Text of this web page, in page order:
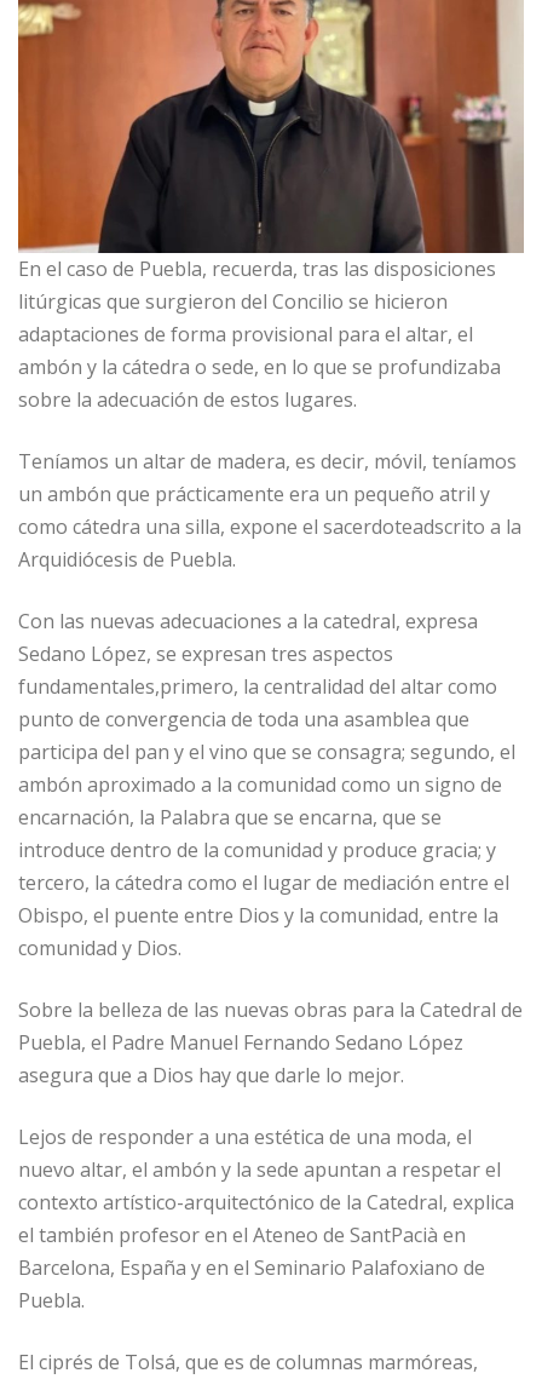
En el caso de Puebla, recuerda, tras las disposiciones
litúrgicas que surgieron del Concilio se hicieron
adaptaciones de forma provisional para el altar, el
ambón y la cátedra o sede, en lo que se profundizaba
sobre la adecuación de estos lugares.
Teníamos un altar de madera, es decir, móvil, teníamos
un ambón que prácticamente era un pequeño atril y
como cátedra una silla, expone el sacerdoteadscrito a la
Arquidiócesis de Puebla.
Con las nuevas adecuaciones a la catedral, expresa
Sedano López, se expresan tres aspectos
fundamentales,primero, la centralidad del altar como
punto de convergencia de toda una asamblea que
participa del pan y el vino que se consagra; segundo, el
ambón aproximado a la comunidad como un signo de
encarnación, la Palabra que se encarna, que se
introduce dentro de la comunidad y produce gracia; y
tercero, la cátedra como el lugar de mediación entre el
Obispo, el puente entre Dios y la comunidad, entre la
comunidad y Dios.
Sobre la belleza de las nuevas obras para la Catedral de
Puebla, el Padre Manuel Fernando Sedano López
asegura que a Dios hay que darle lo mejor.
Lejos de responder a una estética de una moda, el
nuevo altar, el ambón y la sede apuntan a respetar el
contexto artístico-arquitectónico de la Catedral, explica
el también profesor en el Ateneo de SantPacià en
Barcelona, España y en el Seminario Palafoxiano de
Puebla.
El ciprés de Tolsá, que es de columnas marmóreas,